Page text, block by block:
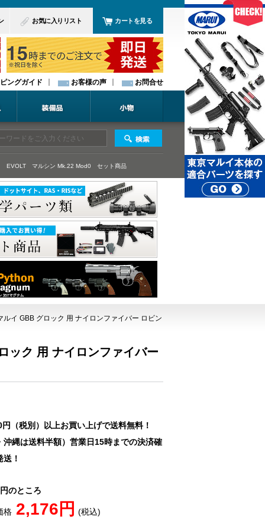
お気に入りリスト カートを見る
ングガイド お客様の声 お問合せ
EVOLT マルシン Mk.22 Mod0 セット商品
イ GBB グロック 用 ナイロンファイバー ロビン
ック 用 ナイロンファイバー
（税別）以上お買い上げで送料無料！
沖縄は送料半額）営業日15時までの決済確
！
のところ
格 2,176円 (税込)